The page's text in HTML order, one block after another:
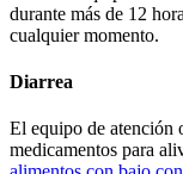
durante más de 12
cualquier momento.
Diarrea
El equipo de atención
medicamentos para